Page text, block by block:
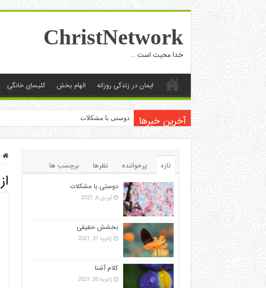
ChristNetwork
خدا محبت است …
ایمان در زندگی روزانه الهام بخش کلیسای خانگی
آخرین خبرها دوستی با مشکلات
تازه پرخواننده نظرها
برچسب ها
دوستی با مشکلات
آوریل 6, 2021
بخشش حقیقی
ژانویه 31, 2021
کلام آشنا
ژانویه 30, 2021